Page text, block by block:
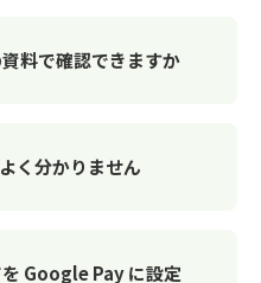
料で確認できますか
く分かりません
Google Pay に設定